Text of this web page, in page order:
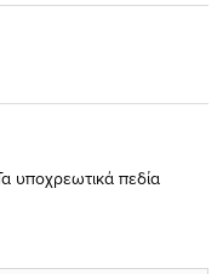
υποχρεωτικά πεδία